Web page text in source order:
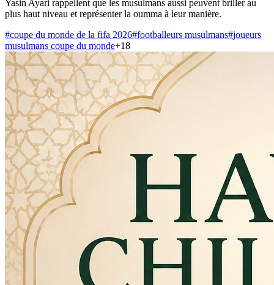
Yasin Ayari rappellent que les musulmans aussi peuvent briller au
plus haut niveau et représenter la oumma à leur manière.
#coupe du monde de la fifa 2026#footballeurs musulmans#joueurs
musulmans coupe du monde+18